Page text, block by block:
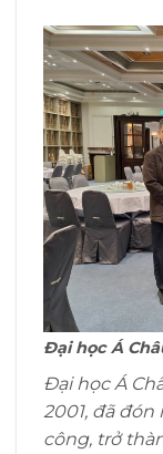
Đại học Á
Đại học Á
2001, đã
công, trở